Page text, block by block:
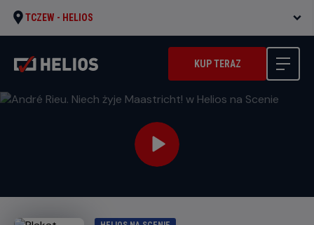
TCZEW - HELIOS
KUP TERAZ